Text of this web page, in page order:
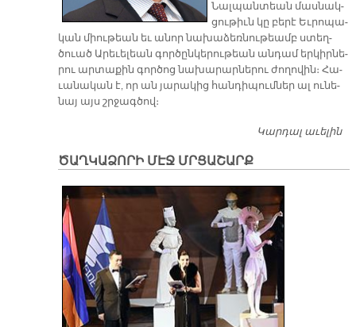
Նալ­պան­տեան մաս­նակ­
ցու­թիւն կը բե­րէ Եւ­րո­պա­
կան միու­թեան եւ ա­նոր նա­խա­ձեռ­նու­թեամբ ստեղ­
ծուած Ա­րե­ւե­լեան գոր­ծըն­կե­րու­թեան ան­դամ եր­կիր­նե­
րու ար­տա­քին գոր­ծոց նա­խա­րար­նե­րու ժո­ղո­վին։ Հա­
ւա­նա­կան է, որ ան յա­րա­կից հան­դի­պում­ներ ալ ու­նե­
նայ այս շրջագ­ծով։
Կարդալ աւելին
ԾԱՂԿԱՁՈՐԻ ՄԷՋ ՄՐՑԱՇԱՐՔ